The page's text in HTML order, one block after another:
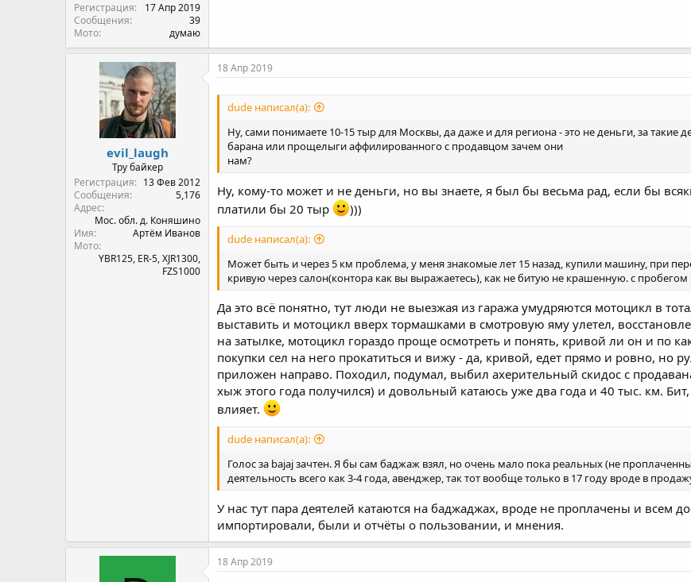
Регистрация
17 Апр 2019
Сообщения
39
Мото
думаю
evil_laugh
Тру байкер
Регистрация
13 Фев 2012
Сообщения
5,176
Адрес
Мос. обл. д. Коняшино
Имя
Артём Иванов
Мото
YBR125, ER-5, XJR1300,
FZS1000
18 Апр 2019
dude написал(а):
Ну, сами понимаете 10-15 тыр для Москвы, да даже и для региона - это не деньги, за такие
барана или прощелыги аффилированного с продавцом зачем они
нам?
Ну, кому-то может и не деньги, но вы знаете, я был бы весьма рад, если бы
платили бы 20 тыр
)))
dude написал(а):
Может быть и через 5 км проблема, у меня знакомые лет 15 назад, купили машину, при
кривую через салон(контора как вы выражаетесь), как не битую не крашенную. с
Да это всё понятно, тут люди не выезжая из гаража умудряются мотоцикл в
выставить и мотоцикл вверх тормашками в смотровую яму улетел,
на затылке, мотоцикл гораздо проще осмотреть и понять, кривой ли он и по
покупки сел на него прокатиться и вижу - да, кривой, едет прямо и ровно, но
приложен направо. Походил, подумал, выбил ахерительный скидос с
хыж этого года получился) и довольный катаюсь уже два года и 40 тыс. км.
влияет.
dude написал(а):
Голос за bajaj зачтен. Я бы сам баджаж взял, но очень мало пока реальных (не
деятельность всего как 3-4 года, авенджер, так тот вообще только в 17 году вроде в
У нас тут пара деятелей катаются на баджаджах, вроде не проплачены и всем
импортировали, были и отчёты о пользовании, и мнения.
18 Апр 2019